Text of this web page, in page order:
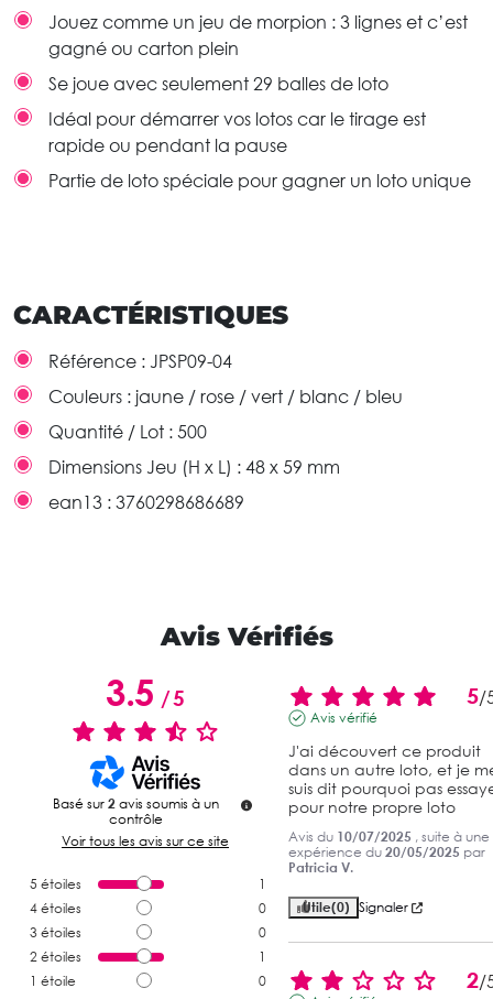
Jouez comme un jeu de morpion : 3 lignes et c’est
gagné ou carton plein
Se joue avec seulement 29 balles de loto
Idéal pour démarrer vos lotos car le tirage est
rapide ou pendant la pause
Partie de loto spéciale pour gagner un loto unique
CARACTÉRISTIQUES
Référence : JPSP09-04
Couleurs : jaune / rose / vert / blanc / bleu
Quantité / Lot : 500
Dimensions Jeu (H x L) : 48 x 59 mm
ean13 : 3760298686689
Avis Vérifiés
3.5/5
Basé sur 2 avis soumis à un
contrôle
Voir tous les avis sur ce site
5 étoiles
1
4 étoiles
0
3 étoiles
0
2 étoiles
1
1 étoile 0
5/
Avis vérifié
J'ai découvert ce produit
dans un autre loto, et je
suis dit pourquoi pas
pour notre propre loto
Avis du 10/07/2025 , suite à une
expérience du 20/05/2025 par
Patricia V.
Utile(0) Signaler
2/